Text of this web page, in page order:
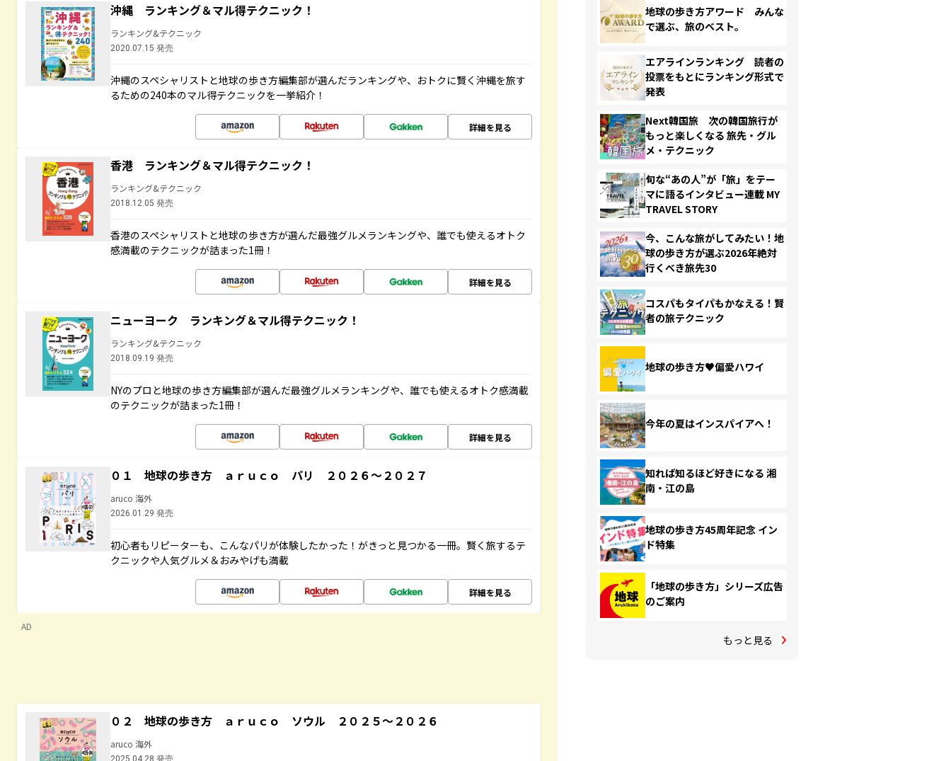
沖縄 ランキング＆マル得テクニック！
ランキング&テクニック
2020.07.15 発売
沖縄のスペシャリストと地球の歩き方編集部が選んだランキングや、おトクに賢く沖縄を旅す
るための240本のマル得テクニックを一挙紹介！
詳細を見る
香港 ランキング＆マル得テクニック！
ランキング&テクニック
2018.12.05 発売
香港のスペシャリストと地球の歩き方が選んだ最強グルメランキングや、誰でも使えるオトク
感満載のテクニックが詰まった1冊！
詳細を見る
ニューヨーク ランキング＆マル得テクニック！
ランキング&テクニック
2018.09.19 発売
NYのプロと地球の歩き方編集部が選んだ最強グルメランキングや、誰でも使えるオトク感満載
のテクニックが詰まった1冊！
詳細を見る
０１ 地球の歩き方 ａｒｕｃｏ パリ ２０２６～２０２７
aruco 海外
2026.01.29 発売
初心者もリピーターも、こんなパリが体験したかった！がきっと見つかる一冊。賢く旅するテ
クニックや人気グルメ＆おみやげも満載
詳細を見る
AD
０２ 地球の歩き方 ａｒｕｃｏ ソウル ２０２５～２０２６
aruco 海外
2025.04.28 発売
地球の歩き方アワード みんな
で選ぶ、旅のベスト。
エアラインランキング 読者の
投票をもとにランキング形式で
発表
Next韓国旅 次の韓国旅行が
もっと楽しくなる 旅先・グル
メ・テクニック
旬な“あの人”が「旅」をテー
マに語るインタビュー連載 MY
TRAVEL STORY
今、こんな旅がしてみたい！地
球の歩き方が選ぶ2026年絶対
行くべき旅先30
コスパもタイパもかなえる！賢
者の旅テクニック
地球の歩き方♥偏愛ハワイ
今年の夏はインスパイアへ！
知れば知るほど好きになる 湘
南・江の島
地球の歩き方45周年記念 イン
ド特集
「地球の歩き方」シリーズ広告
のご案内
もっと見る